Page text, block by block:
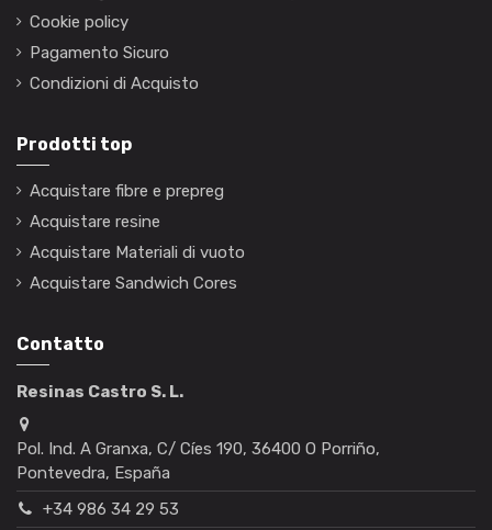
Cookie policy
Pagamento Sicuro
Condizioni di Acquisto
Prodotti top
Acquistare fibre e prepreg
Acquistare resine
Acquistare Materiali di vuoto
Acquistare Sandwich Cores
Contatto
Resinas Castro S. L.
Pol. Ind. A Granxa, C/ Cíes 190, 36400 O Porriño,
Pontevedra, España
+34 986 34 29 53